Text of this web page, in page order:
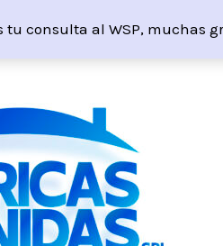
tu consulta al WSP, muchas